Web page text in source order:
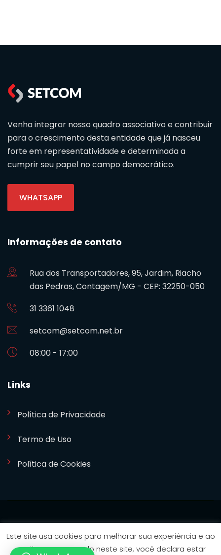
Venha integrar nosso quadro associativo e contribuir
para o crescimento desta entidade que já nasceu
forte em representatividade e determinada a
cumprir seu papel no campo democrático.
WHATSAPP
Informações de contato
Rua dos Transportadores, 95, Jardim, Riacho
das Pedras, Contagem/MG - CEP: 32250-050
31 3361 1048
setcom@setcom.net.br
08:00 - 17:00
Links
Política de Privacidade
Termo de Uso
Política de Cookies
Este site usa cookies para melhorar sua experiência e ao
continuar navegando neste site, você declara estar